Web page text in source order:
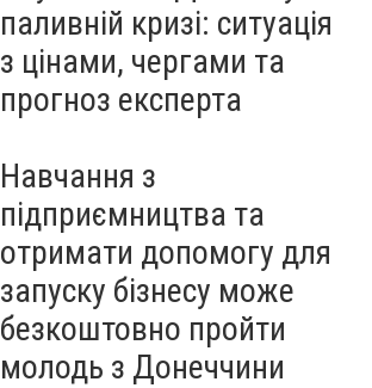
паливній кризі: ситуація
з цінами, чергами та
прогноз експерта
Навчання з
підприємництва та
отримати допомогу для
запуску бізнесу може
безкоштовно пройти
молодь з Донеччини